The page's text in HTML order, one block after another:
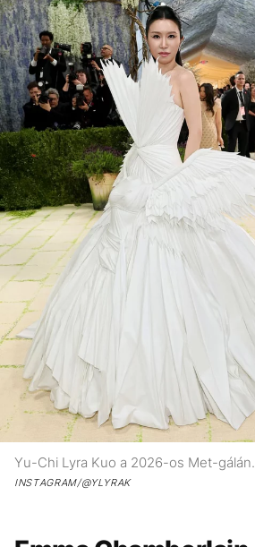
Yu-Chi Lyra Kuo a 2026-os Met-gálán.
INSTAGRAM/@YLYRAK